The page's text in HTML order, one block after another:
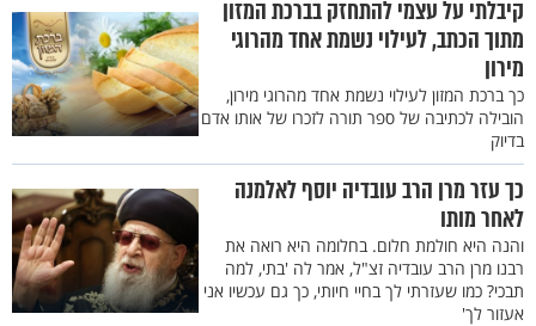
קיבלתי על עצמי להתחזק בברכת המזון
מתוך הכתב, לעילוי נשמת אחד מהרוגי
מירון
כך ברכת המזון לעילוי נשמת אחד מהרוגי מירון,
הובילה לכתיבה של ספר תורה לזכרו של אותו אדם
בדיוק
כך עזר מרן הרב עובדיה יוסף לאלמנה
לאחר מותו
והנה היא חולמת חלום. בחלומה היא רואה את
רבנו מרן הרב עובדיה זצ"ל, אמר לה 'בתי, למה
תבכי? כמו שעזרתי לך בחיי חיותי, כך גם עכשיו אני
אעזור לך'